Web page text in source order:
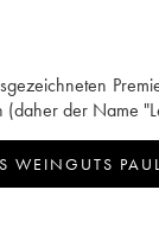
(daher der Name
WEINGUTS